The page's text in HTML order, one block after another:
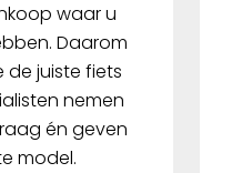
waar u
Daarom
de juiste fiets
nemen
én geven
model.